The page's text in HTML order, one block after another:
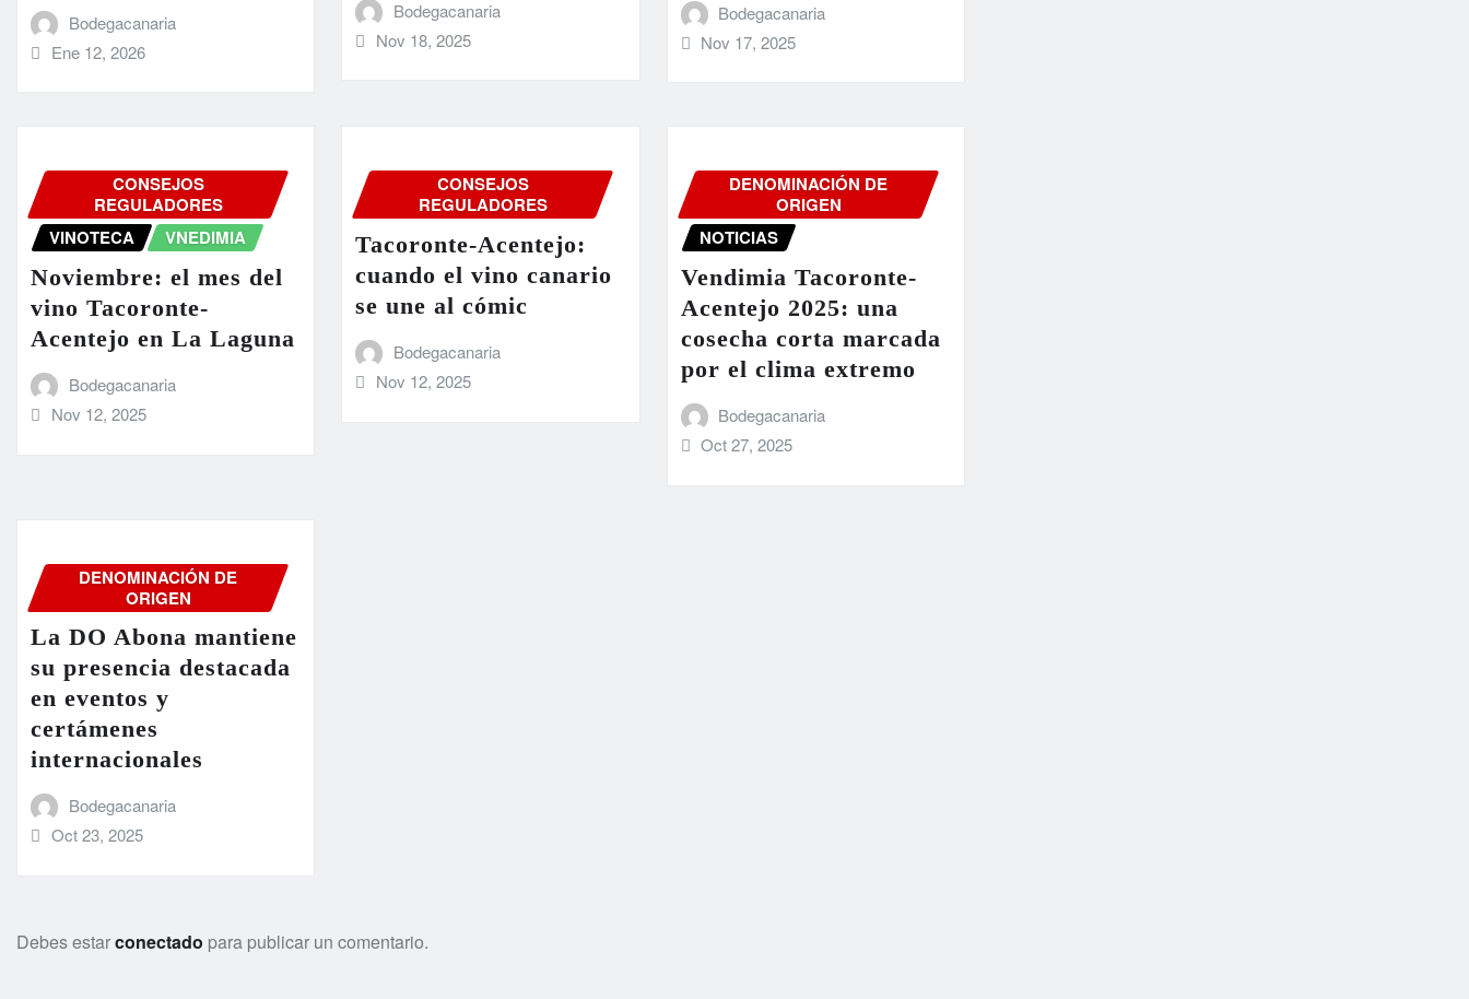
Bodegacanaria
Ene 12, 2026
Bodegacanaria
Nov 18, 2025
Bodegacanaria
Nov 17, 2025
CONSEJOS
REGULADORES
VINOTECA
VNEDIMIA
Noviembre: el mes del
vino Tacoronte-
Acentejo en La Laguna
Bodegacanaria
Nov 12, 2025
CONSEJOS
REGULADORES
Tacoronte-Acentejo:
cuando el vino canario
se une al cómic
Bodegacanaria
Nov 12, 2025
DENOMINACIÓN DE
ORIGEN
NOTICIAS
Vendimia Tacoronte-
Acentejo 2025: una
cosecha corta marcada
por el clima extremo
Bodegacanaria
Oct 27, 2025
DENOMINACIÓN DE
ORIGEN
La DO Abona mantiene
su presencia destacada
en eventos y
certámenes
internacionales
Bodegacanaria
Oct 23, 2025
Debes estarconectado para publicar un comentario.